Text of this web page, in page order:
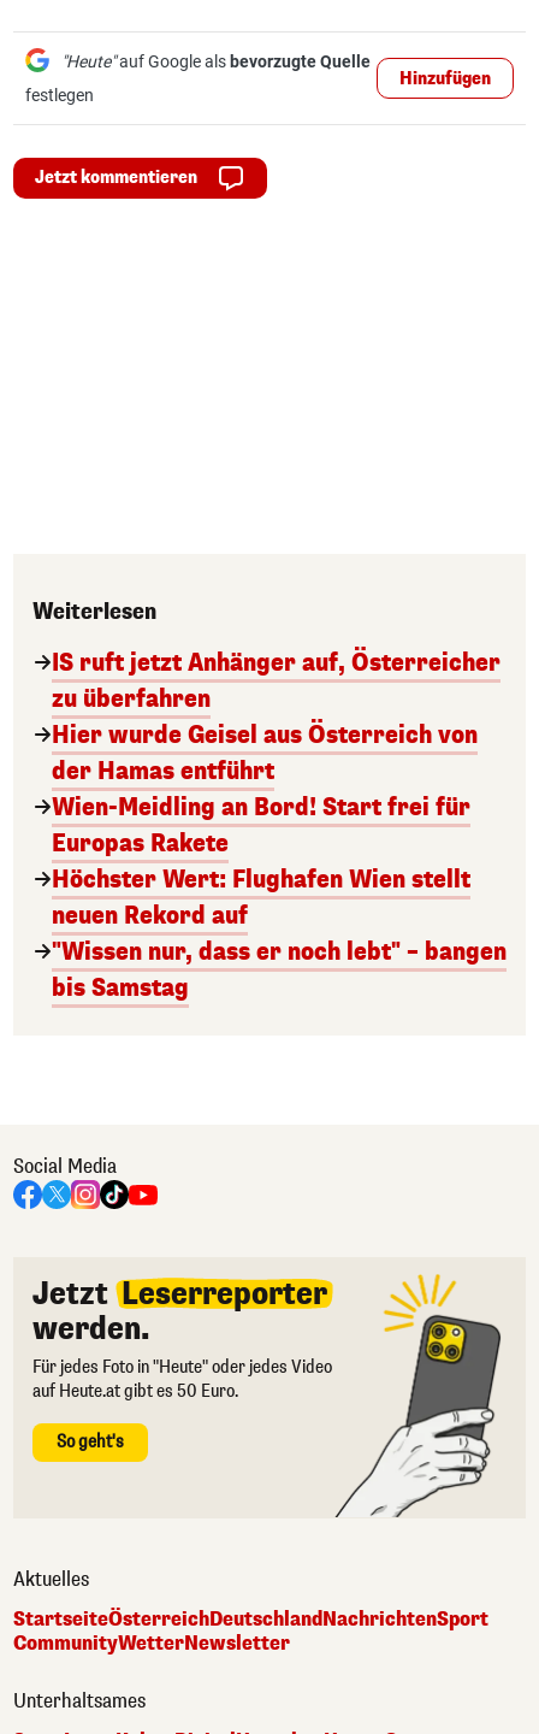
"Heute"auf Google als bevorzugte Quelle
festlegen
Hinzufügen
Jetzt kommentieren
Weiterlesen
IS ruft jetzt Anhänger auf, Österreicher
zu überfahren
Hier wurde Geisel aus Österreich von
der Hamas entführt
Wien-Meidling an Bord! Start frei für
Europas Rakete
Höchster Wert: Flughafen Wien stellt
neuen Rekord auf
"Wissen nur, dass er noch lebt" – bangen
bis Samstag
Social Media
Jetzt Leserreporter
werden.
Für jedes Foto in "Heute" oder jedes Video
auf Heute.at gibt es 50 Euro.
So geht's
Aktuelles
StartseiteÖsterreichDeutschlandNachrichtenSport
CommunityWetterNewsletter
Unterhaltsames